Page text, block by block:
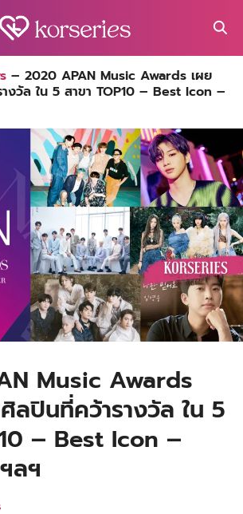
– 2020 APAN Music Awards เผย
งวัล ใน 5 สาขา TOP10 – Best Icon –
Music Awards
ลปินที่คว้ารางวัล ใน 5
– Best Icon –
ลฯ